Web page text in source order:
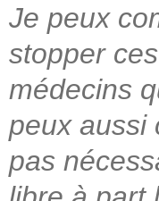
Je peux
stopper
médecins
peux aussi
pas